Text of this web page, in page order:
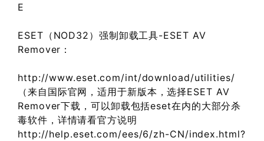
E
ESET（NOD32）强制卸载工具-ESET AV
Remover：
http://www.eset.com/int/download/utilities/
（来自国际官网，适用于新版本，选择ESET AV
Remover下载，可以卸载包括eset在内的大部分杀
毒软件，详情请看官方说明
http://help.eset.com/ees/6/zh-CN/index.html?